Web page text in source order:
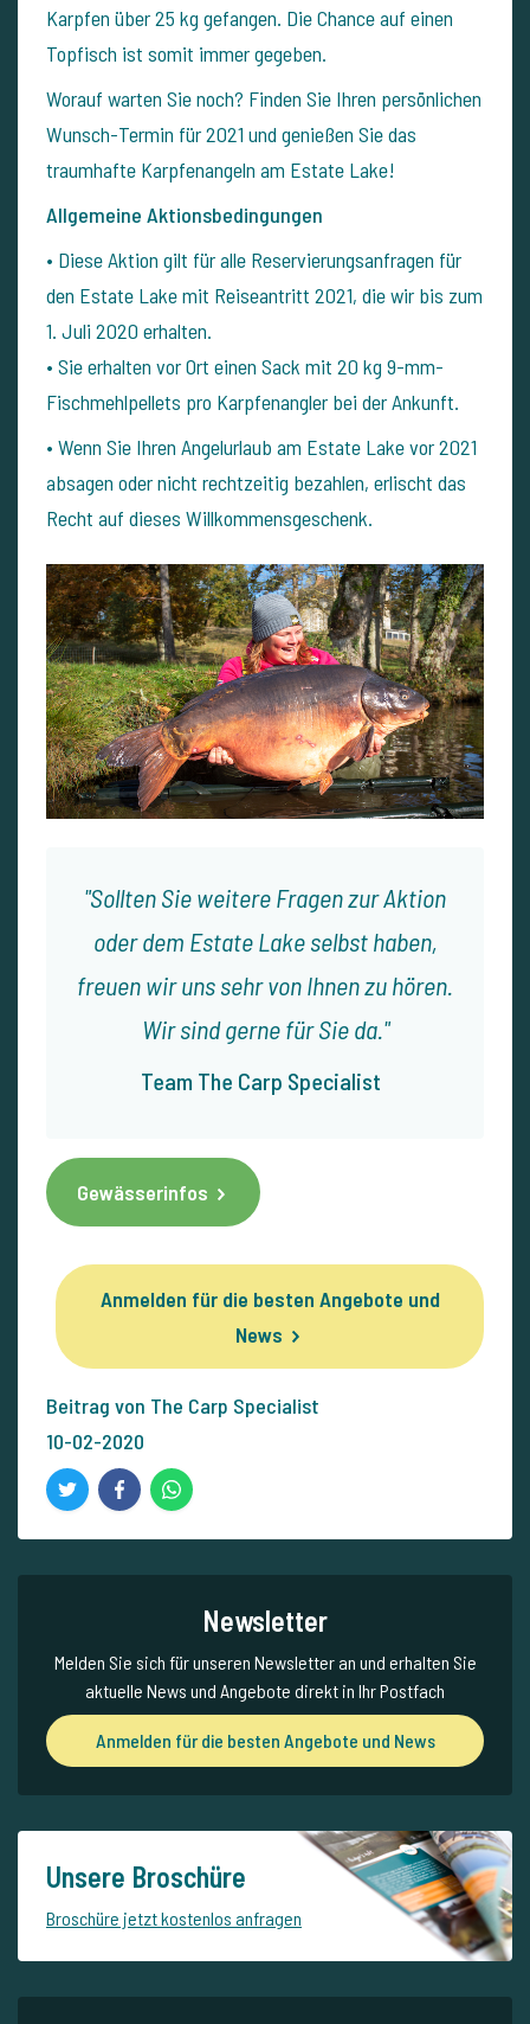
Karpfen über 25 kg gefangen. Die Chance auf einen
Topfisch ist somit immer gegeben.
Worauf warten Sie noch? Finden Sie Ihren persönlichen
Wunsch-Termin für 2021 und genießen Sie das
traumhafte Karpfenangeln am Estate Lake!
Allgemeine Aktionsbedingungen
• Diese Aktion gilt für alle Reservierungsanfragen für
den Estate Lake mit Reiseantritt 2021, die wir bis zum
1. Juli 2020 erhalten.
• Sie erhalten vor Ort einen Sack mit 20 kg 9-mm-
Fischmehlpellets pro Karpfenangler bei der Ankunft.
• Wenn Sie Ihren Angelurlaub am Estate Lake vor 2021
absagen oder nicht rechtzeitig bezahlen, erlischt das
Recht auf dieses Willkommensgeschenk.
Sollten Sie weitere Fragen zur Aktion
oder dem Estate Lake selbst haben,
freuen wir uns sehr von Ihnen zu hören.
Wir sind gerne für Sie da.
Team The Carp Specialist
Gewässerinfos
Anmelden für die besten Angebote und
News
Beitrag von The Carp Specialist
10-02-2020
Newsletter
Melden Sie sich für unseren Newsletter an und erhalten Sie
aktuelle News und Angebote direkt in Ihr Postfach
Anmelden für die besten Angebote und News
Unsere Broschüre
Broschüre jetzt kostenlos anfragen